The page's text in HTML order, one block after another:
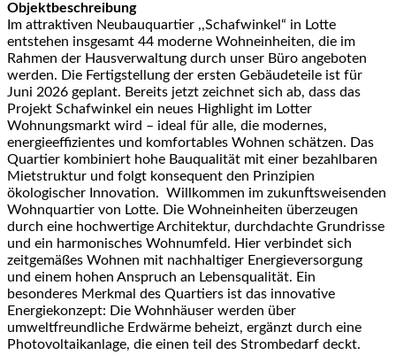
Objektbeschreibung
Im attraktiven Neubauquartier ,,Schafwinkel“ in Lotte
entstehen insgesamt 44 moderne Wohneinheiten, die im
Rahmen der Hausverwaltung durch unser Büro angeboten
werden. Die Fertigstellung der ersten Gebäudeteile ist für
Juni 2026 geplant. Bereits jetzt zeichnet sich ab, dass das
Projekt Schafwinkel ein neues Highlight im Lotter
Wohnungsmarkt wird – ideal für alle, die modernes,
energieeffizientes und komfortables Wohnen schätzen. Das
Quartier kombiniert hohe Bauqualität mit einer bezahlbaren
Mietstruktur und folgt konsequent den Prinzipien
ökologischer Innovation. Willkommen im zukunftsweisenden
Wohnquartier von Lotte. Die Wohneinheiten überzeugen
durch eine hochwertige Architektur, durchdachte Grundrisse
und ein harmonisches Wohnumfeld. Hier verbindet sich
zeitgemäßes Wohnen mit nachhaltiger Energieversorgung
und einem hohen Anspruch an Lebensqualität. Ein
besonderes Merkmal des Quartiers ist das innovative
Energiekonzept: Die Wohnhäuser werden über
umweltfreundliche Erdwärme beheizt, ergänzt durch eine
Photovoltaikanlage, die einen teil des Strombedarf deckt.